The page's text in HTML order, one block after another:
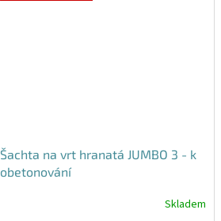
Šachta na vrt hranatá JUMBO 3 - k
obetonování
Skladem